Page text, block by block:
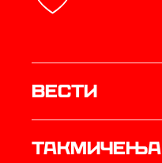
Вести
Такмичења